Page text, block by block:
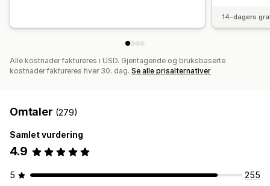
14-dagers
Alle kostnader faktureres i USD. Gjentagende og bruksbaserte
kostnader faktureres hver 30. dag. Se alle prisalternativer
Omtaler (279)
Samlet vurdering
4.9
5
255